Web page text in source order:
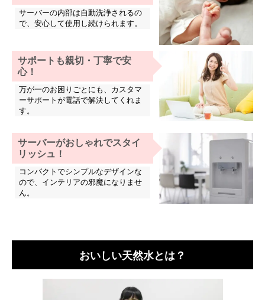
サーバーの内部は自動洗浄されるの
で、安心して使用し続けられます。
サポートも親切・丁寧で安
心！
万が一のお困りごとにも、カスタマ
ーサポートが電話で解決してくれま
す。
サーバーがおしゃれでスタイ
リッシュ！
コンパクトでシンプルなデザインな
ので、インテリアの邪魔になりませ
ん。
おいしい天然水とは？